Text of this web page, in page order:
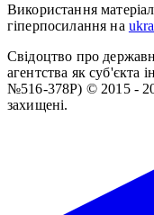
Використання
гіперпосилання на
Свідоцтво про
агентства як суб'єкта
№516-378Р) © 2015 -
захищені.